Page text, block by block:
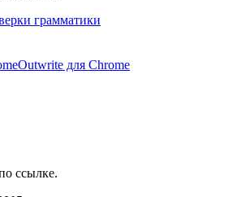
грамматики
Outwrite для Chrome
ссылке.